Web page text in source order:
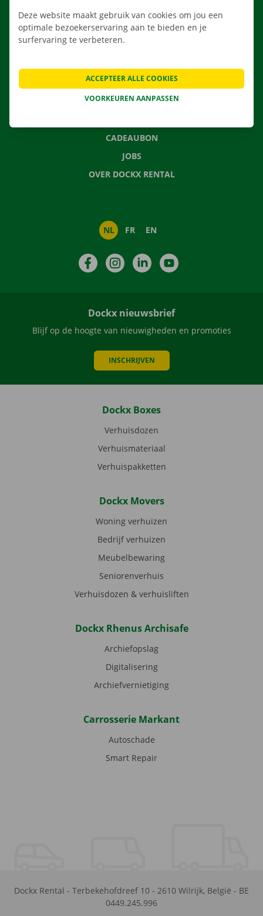
APP
VERHUISOPLOSSINGEN
CONTACTEER ONS
VEELGESTELDE VRAGEN
CADEAUBON
JOBS
OVER DOCKX RENTAL
NL FR EN
FacebookInstagramLinkedIn
Dockx nieuwsbrief
Blijf op de hoogte van nieuwigheden en promoties
INSCHRIJVEN
Dockx Boxes
Verhuisdozen
Verhuismateriaal
Verhuispakketten
Dockx Movers
Woning verhuizen
Bedrijf verhuizen
Meubelbewaring
Seniorenverhuis
Verhuisdozen & verhuisliften
Dockx Rhenus Archisafe
Archiefopslag
Digitalisering
Archiefvernietiging
Carrosserie Markant
Autoschade
Smart Repair
Dockx Rental - Terbekehofdreef 10 - 2610 Wilrijk, België - BE
0449.245.996
Deze website maakt gebruik van cookies om jou een
optimale bezoekerservaring aan te bieden en je
surfervaring te verbeteren.
VOORKEUREN AANPASSEN
ACCEPTEER ALLE COOKIES